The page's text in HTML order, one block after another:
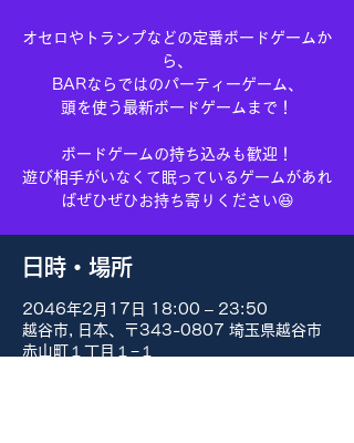
オセロやトランプなどの定番ボードゲームか
ら、
BARならではのパーティーゲーム、
頭を使う最新ボードゲームまで！
ボードゲームの持ち込みも歓迎！
遊び相手がいなくて眠っているゲームがあれ
ばぜひぜひお持ち寄りください😆
日時・場所
2046年2月17日 18:00 – 23:50
越谷市, 日本、〒343-0807 埼玉県越谷市
赤山町１丁目１−１